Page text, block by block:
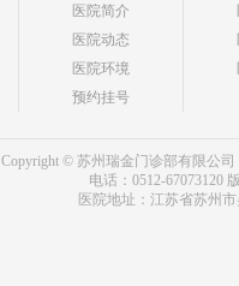
医院简介
医院动态
医院环境
预约挂号
Copyright © 苏州瑞金门诊部有限公司
电话：0512-67073120
医院地址：江苏省苏州